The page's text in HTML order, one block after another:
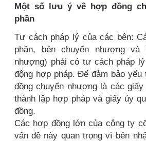
Một số lưu ý về hợp đồng
phần
Tư cách pháp lý của các bên:
phần, bên chuyển nhượng và
nhượng) phải có tư cách pháp
động hợp pháp. Để đảm bảo
đồng chuyển nhượng là các
thành lập hợp pháp và giấy ủy
đồng.
Các hợp đồng lớn của công ty
vấn đề này quan trọng vì bên